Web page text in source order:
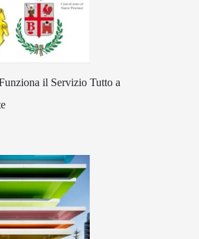
il Servizio Tutto a